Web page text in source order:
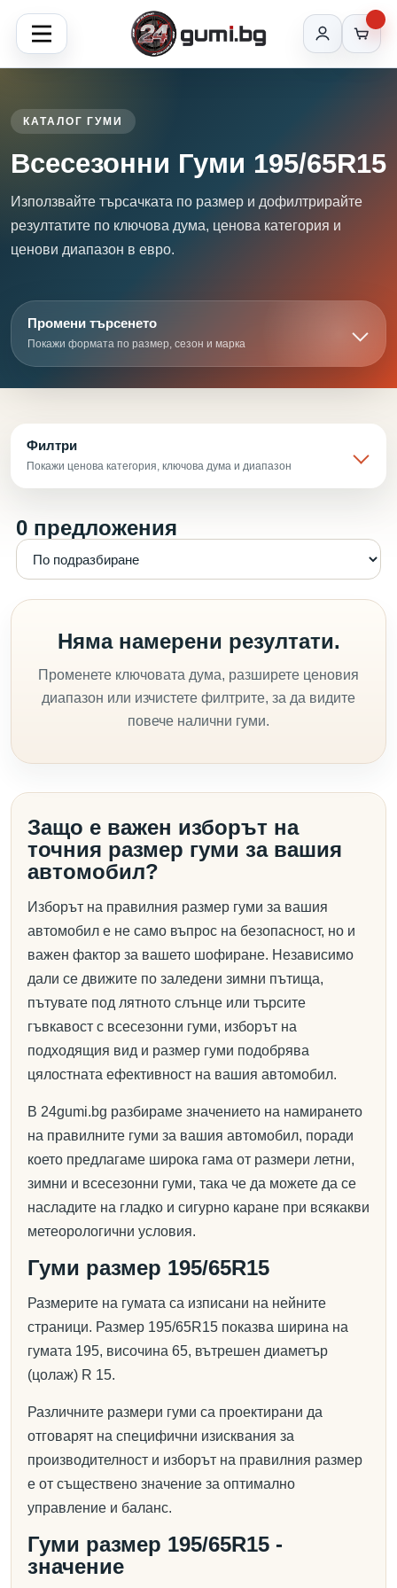
КАТАЛОГ ГУМИ
Всесезонни Гуми 195/65R15
Използвайте търсачката по размер и дофилтрирайте
резултатите по ключова дума, ценова категория и
ценови диапазон в евро.
Промени търсенето
Покажи формата по размер, сезон и марка
Филтри
Покажи ценова категория, ключова дума и диапазон
0 предложения
Няма намерени резултати.
Променете ключовата дума, разширете ценовия
диапазон или изчистете филтрите, за да видите
повече налични гуми.
Защо е важен изборът на
точния размер гуми за вашия
автомобил?
Изборът на правилния размер гуми за вашия
автомобил е не само въпрос на безопасност, но и
важен фактор за вашето шофиране. Независимо
дали се движите по заледени зимни пътища,
пътувате под лятното слънце или търсите
гъвкавост с всесезонни гуми, изборът на
подходящия вид и размер гуми подобрява
цялостната ефективност на вашия автомобил.
В 24gumi.bg разбираме значението на намирането
на правилните гуми за вашия автомобил, поради
което предлагаме широка гама от размери летни,
зимни и всесезонни гуми, така че да можете да се
насладите на гладко и сигурно каране при всякакви
метеорологични условия.
Гуми размер 195/65R15
Размерите на гумата са изписани на нейните
страници. Размер 195/65R15 показва ширина на
гумата 195, височина 65, вътрешен диаметър
(цолаж) R 15.
Различните размери гуми са проектирани да
отговарят на специфични изисквания за
производителност и изборът на правилния размер
е от съществено значение за оптимално
управление и баланс.
Гуми размер 195/65R15 -
значение